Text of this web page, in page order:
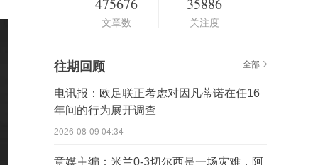
475676
文章数
35886
关注度
往期回顾 全部
电讯报：欧足联正考虑对因凡蒂诺在任16
年间的行为展开调查
2026-08-09 04:34
意媒主编：米兰0-3切尔西是一场灾难，阿